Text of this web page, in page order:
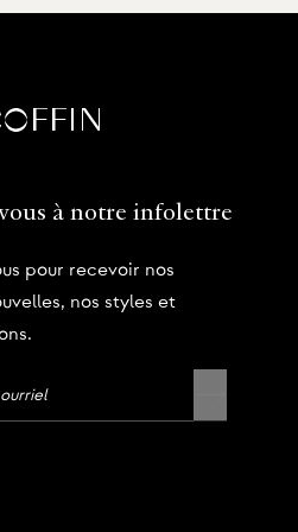
à notre infolettre
pour recevoir nos
nos styles et